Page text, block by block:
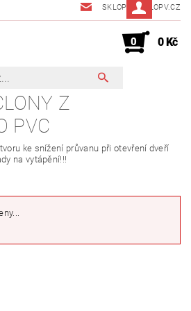
SKLOPV@SKLOPV.CZ
0 0 Kč
Z
PVC
ke snížení průvanu při otevření dveří
na vytápění!!!